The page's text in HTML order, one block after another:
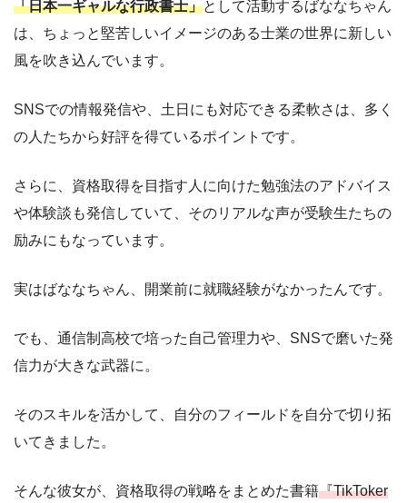
「日本一ギャルな行政書士」として活動するばななちゃん
は、ちょっと堅苦しいイメージのある士業の世界に新しい
風を吹き込んでいます。
SNSでの情報発信や、土日にも対応できる柔軟さは、多く
の人たちから好評を得ているポイントです。
さらに、資格取得を目指す人に向けた勉強法のアドバイス
や体験談も発信していて、そのリアルな声が受験生たちの
励みにもなっています。
実はばななちゃん、開業前に就職経験がなかったんです。
でも、通信制高校で培った自己管理力や、SNSで磨いた発
信力が大きな武器に。
そのスキルを活かして、自分のフィールドを自分で切り拓
いてきました。
そんな彼女が、資格取得の戦略をまとめた書籍『TikToker